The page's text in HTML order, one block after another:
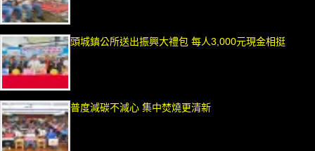
頭城鎮公所送出振興大禮包 每人3,000元現金相挺
普度減碳不減心 集中焚燒更清新